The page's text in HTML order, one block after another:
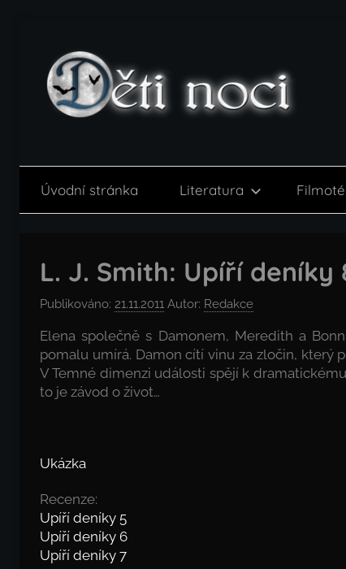
obsahu
noci
Úvodní stránka Literatura
L. J. Smith: Upíří deníky
Publikováno: 21.11.2011 Autor: Redakce
Elena společně s Damonem, Meredith a
pomalu umírá. Damon cítí vinu za zločin, který
V Temné dimenzi události spějí k
to je závod o život…
Ukázka
Recenze:
Upíří deníky 5
Upíří deníky 6
Upíří deníky 7